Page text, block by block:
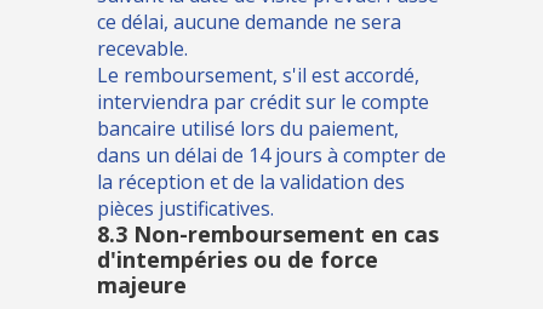
ce délai, aucune demande ne sera
recevable.
Le remboursement, s'il est accordé,
interviendra par crédit sur le compte
bancaire utilisé lors du paiement,
dans un délai de 14 jours à compter de
la réception et de la validation des
pièces justificatives.
8.3 Non-remboursement en cas
d'intempéries ou de force
majeure